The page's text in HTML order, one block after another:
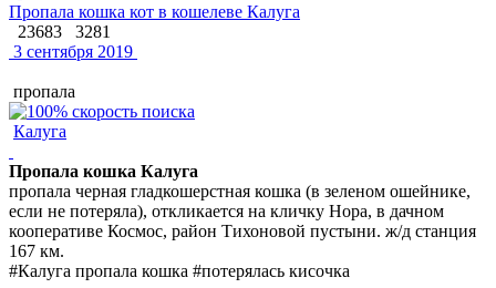
Пропала кошка кот в кошелеве Калуга
23683
3281
3 сентября 2019
пропала
Калуга
Пропала кошка Калуга
пропала черная гладкошерстная кошка (в зеленом ошейнике,
если не потеряла), откликается на кличку Нора, в дачном
кооперативе Космос, район Тихоновой пустыни. ж/д станция
167 км.
#Калуга пропала кошка #потерялась кисочка